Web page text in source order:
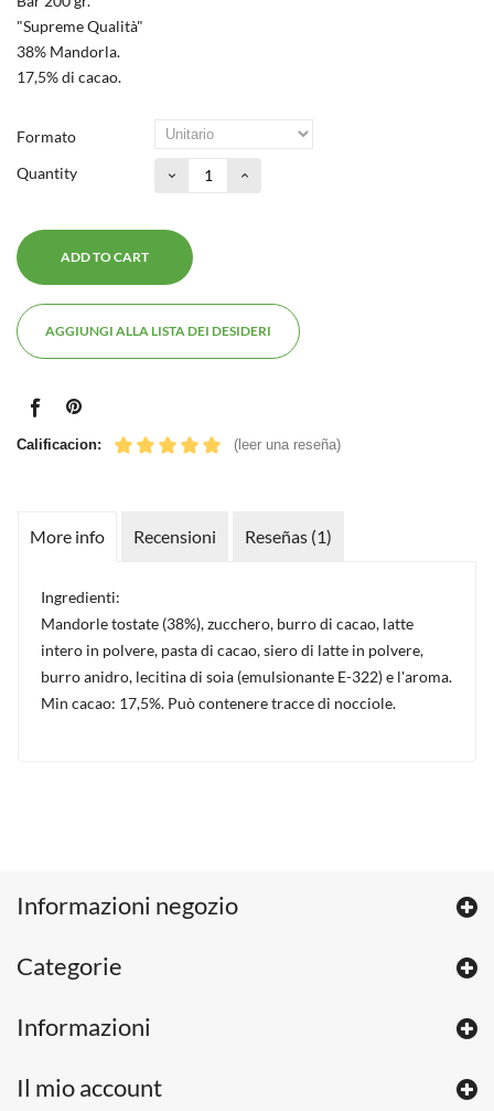
"Supreme Qualità"
38% Mandorla.
17,5% di cacao.
Formato
Quantity
ADD TO CART
AGGIUNGI ALLA LISTA DEI DESIDERI
Calificacion: (leer una reseña)
More info Recensioni Reseñas (1)
Ingredienti:
Mandorle tostate (38%), zucchero, burro di cacao, latte
intero in polvere, pasta di cacao, siero di latte in polvere,
burro anidro, lecitina di soia (emulsionante E-322) e l'aroma.
Min cacao: 17,5%. Può contenere tracce di nocciole.
Informazioni negozio
Categorie
Informazioni
Il mio account